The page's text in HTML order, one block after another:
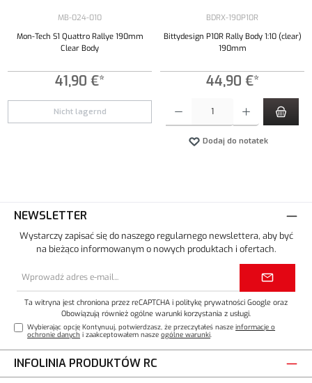
MB-024-010
Mon-Tech S1 Quattro Rallye 190mm
Clear Body
41,90 €*
Nicht lagernd
BDRX-190P10R
Bittydesign P10R Rally Body 1:10 (clear)
190mm
44,90 €*
Dodaj do notatek
NEWSLETTER
Wystarczy zapisać się do naszego regularnego newslettera, aby być
na bieżąco informowanym o nowych produktach i ofertach.
Ta witryna jest chroniona przez reCAPTCHA i politykę prywatności Google oraz
Obowiązują również ogólne warunki korzystania z usługi
Wybierając opcję Kontynuuj, potwierdzasz, że przeczytałeś naszeinformacje o
ochronie danych i zaakceptowałem naszeogólne warunki.
INFOLINIA PRODUKTÓW RC